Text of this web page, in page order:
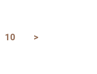
10 >